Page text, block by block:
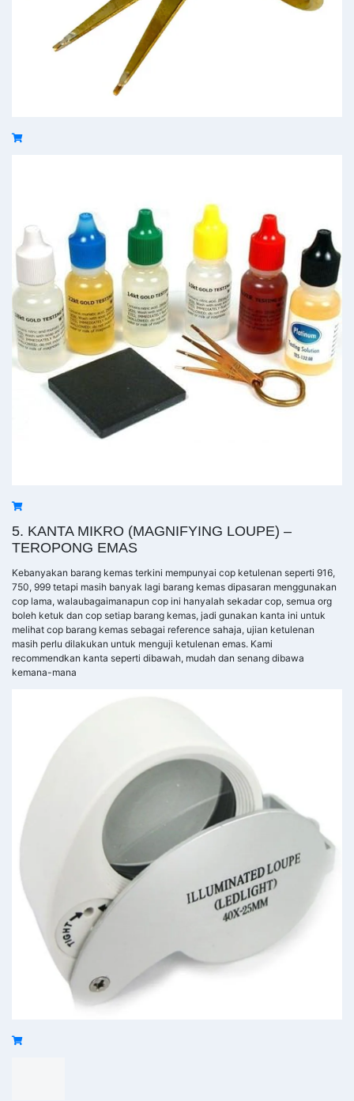
5. KANTA MIKRO (MAGNIFYING LOUPE) –
TEROPONG EMAS
Kebanyakan barang kemas terkini mempunyai cop ketulenan seperti 916,
750, 999 tetapi masih banyak lagi barang kemas dipasaran menggunakan
cop lama, walaubagaimanapun cop ini hanyalah sekadar cop, semua org
boleh ketuk dan cop setiap barang kemas, jadi gunakan kanta ini untuk
melihat cop barang kemas sebagai reference sahaja, ujian ketulenan
masih perlu dilakukan untuk menguji ketulenan emas. Kami
recommendkan kanta seperti dibawah, mudah dan senang dibawa
kemana-mana